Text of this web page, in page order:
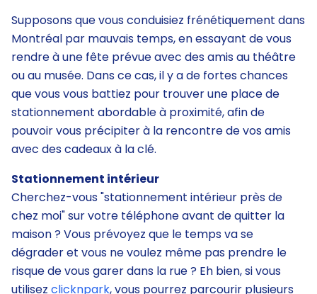
Supposons que vous conduisiez frénétiquement dans
Montréal par mauvais temps, en essayant de vous
rendre à une fête prévue avec des amis au théâtre
ou au musée. Dans ce cas, il y a de fortes chances
que vous vous battiez pour trouver une place de
stationnement abordable à proximité, afin de
pouvoir vous précipiter à la rencontre de vos amis
avec des cadeaux à la clé.
Stationnement intérieur
Cherchez-vous "stationnement intérieur près de
chez moi" sur votre téléphone avant de quitter la
maison ? Vous prévoyez que le temps va se
dégrader et vous ne voulez même pas prendre le
risque de vous garer dans la rue ? Eh bien, si vous
utilisez clicknpark, vous pourrez parcourir plusieurs